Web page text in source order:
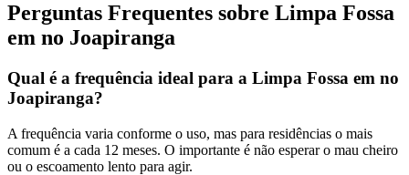
Perguntas Frequentes sobre Limpa Fossa
em no Joapiranga
Qual é a frequência ideal para a Limpa Fossa em no
Joapiranga?
A frequência varia conforme o uso, mas para residências o mais
comum é a cada 12 meses. O importante é não esperar o mau cheiro
ou o escoamento lento para agir.